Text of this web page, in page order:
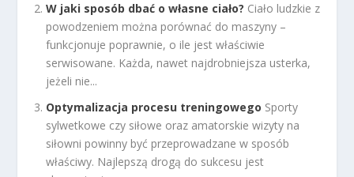
W jaki sposób dbać o własne ciało? Ciało ludzkie z
powodzeniem można porównać do maszyny –
funkcjonuje poprawnie, o ile jest właściwie
serwisowane. Każda, nawet najdrobniejsza usterka,
jeżeli nie...
Optymalizacja procesu treningowego Sporty
sylwetkowe czy siłowe oraz amatorskie wizyty na
siłowni powinny być przeprowadzane w sposób
właściwy. Najlepszą drogą do sukcesu jest